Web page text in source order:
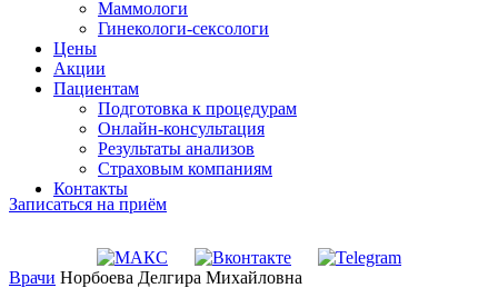
Маммологи
Гинекологи-сексологи
Цены
Акции
Пациентам
Подготовка к процедурам
Онлайн-консультация
Результаты анализов
Страховым компаниям
Контакты
Записаться на приём
Врачи Норбоева Делгира Михайловна